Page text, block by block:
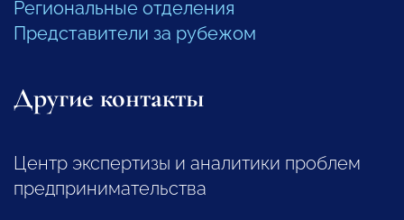
Региональные отделения
Представители за рубежом
Другие контакты
Центр экспертизы и аналитики проблем
предпринимательства